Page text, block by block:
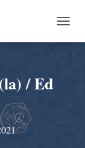
U
/ Ed